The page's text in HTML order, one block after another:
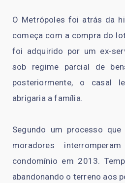
O Metrópoles foi atrás da
começa com a compra do
foi adquirido por um ex-
sob regime parcial de
posteriormente, o casal
abrigaria a família.
Segundo um processo
moradores
condomínio em 2013.
abandonando o terreno aos